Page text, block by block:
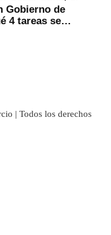
Gobierno de
4 tareas se
| Todos los derechos